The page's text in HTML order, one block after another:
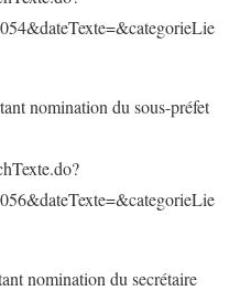
nomination du sous-préfet
nomination du secrétaire